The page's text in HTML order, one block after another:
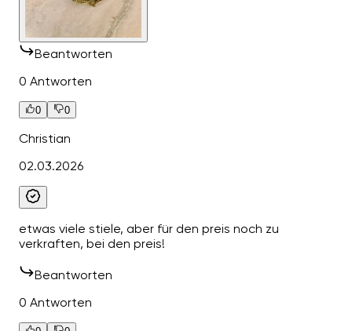
Beantworten
0 Antworten
0 0
Christian
02.03.2026
etwas viele stiele, aber für den preis noch zu
verkraften, bei den preis!
Beantworten
0 Antworten